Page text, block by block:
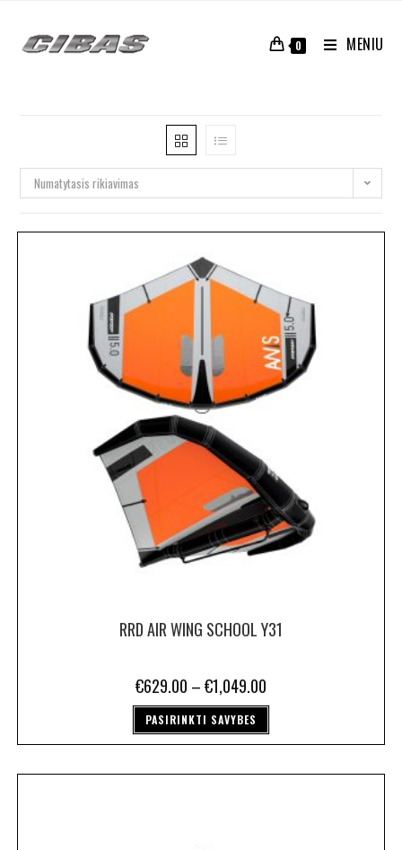
0 MENIU
Numatytasis rikiavimas
RRD AIR WING SCHOOL Y31
€629.00 –€1,049.00
PASIRINKTI SAVYBES